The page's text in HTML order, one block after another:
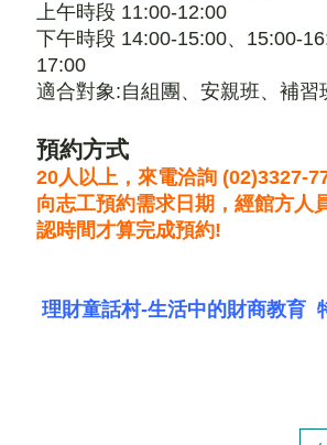
上午時段 11:00-12:00
下午時段 14:00-15:00、15:00-
17:00
適合對象:自組團、安親班、補習
預約方式
20人以上，來電洽詢 (02)3327-
向志工預約需求日期，經館方人
認時間才算完成預約!
理財童話村-生活中的財商教育